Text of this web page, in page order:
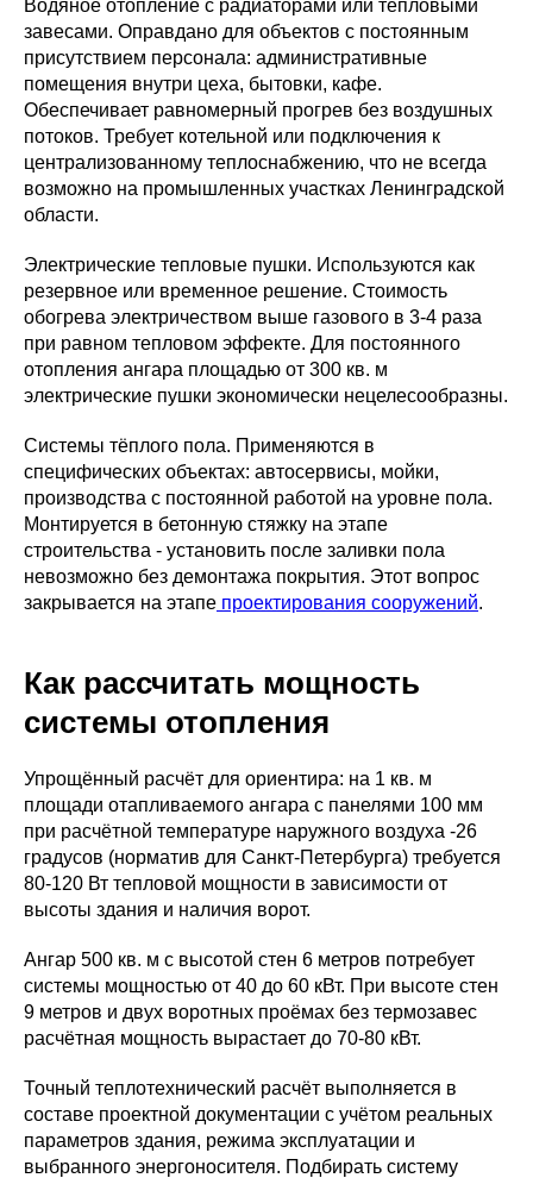
Водяное отопление с радиаторами или тепловыми
завесами. Оправдано для объектов с постоянным
присутствием персонала: административные
помещения внутри цеха, бытовки, кафе.
Обеспечивает равномерный прогрев без воздушных
потоков. Требует котельной или подключения к
централизованному теплоснабжению, что не всегда
возможно на промышленных участках Ленинградской
области.
Электрические тепловые пушки. Используются как
резервное или временное решение. Стоимость
обогрева электричеством выше газового в 3-4 раза
при равном тепловом эффекте. Для постоянного
отопления ангара площадью от 300 кв. м
электрические пушки экономически нецелесообразны.
Системы тёплого пола. Применяются в
специфических объектах: автосервисы, мойки,
производства с постоянной работой на уровне пола.
Монтируется в бетонную стяжку на этапе
строительства - установить после заливки пола
невозможно без демонтажа покрытия. Этот вопрос
закрывается на этапе проектирования сооружений.
Как рассчитать мощность
системы отопления
Упрощённый расчёт для ориентира: на 1 кв. м
площади отапливаемого ангара с панелями 100 мм
при расчётной температуре наружного воздуха -26
градусов (норматив для Санкт-Петербурга) требуется
80-120 Вт тепловой мощности в зависимости от
высоты здания и наличия ворот.
Ангар 500 кв. м с высотой стен 6 метров потребует
системы мощностью от 40 до 60 кВт. При высоте стен
9 метров и двух воротных проёмах без термозавес
расчётная мощность вырастает до 70-80 кВт.
Точный теплотехнический расчёт выполняется в
составе проектной документации с учётом реальных
параметров здания, режима эксплуатации и
выбранного энергоносителя. Подбирать систему